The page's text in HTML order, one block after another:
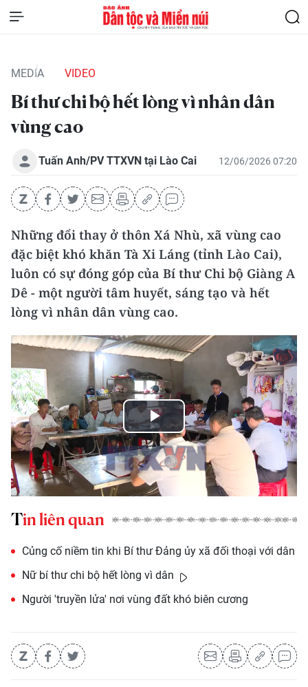
MEDIA VIDEO
Bí thư chi bộ hết lòng vì nhân dân
vùng cao
Tuấn Anh/PV TTXVN tại Lào Cai 12/06/2026 07:20
Những đổi thay ở thôn Xá Nhù, xã vùng cao
đặc biệt khó khăn Tà Xi Láng (tỉnh Lào Cai),
luôn có sự đóng góp của Bí thư Chi bộ Giàng A
Dê - một người tâm huyết, sáng tạo và hết
lòng vì nhân dân vùng cao.
Play
Video
Tin liên quan
Củng cố niềm tin khi Bí thư Đảng ủy xã đối thoại với dân
Nữ bí thư chi bộ hết lòng vì dân
Người 'truyền lửa' nơi vùng đất khó biên cương